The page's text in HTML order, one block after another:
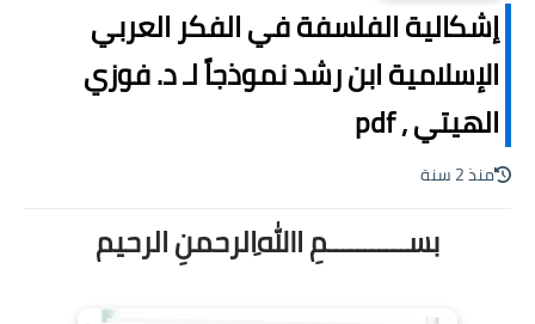
إشكالية الفلسفة في الفكر العربي
الإسلامية ابن رشد نموذجاً لـ د. فوزي
الهيتي , pdf
منذ 2 سنة
بســـــــــــمِ اﷲِالرحمنِ الرحيم